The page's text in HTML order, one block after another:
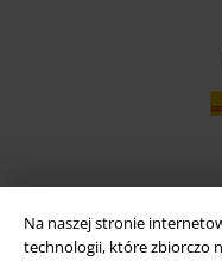
Na naszej stronie
technologii, które zbiorczo
Ściągnij nową aplikację